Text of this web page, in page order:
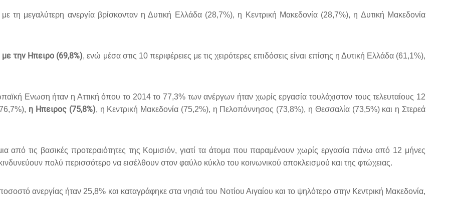
τη μεγαλύτερη ανεργία βρίσκονταν η Δυτική Ελλάδα (28,7%), η Κεντρική Μακεδονία (28,7%), η Δυτική Μακεδονία
την Ηπειρο (69,8%), ενώ μέσα στις 10 περιφέρειες με τις χειρότερες επιδόσεις είναι επίσης η Δυτική Ελλάδα (61,1%),
Ενωση ήταν η Αττική όπου το 2014 το 77,3% των ανέργων ήταν χωρίς εργασία τουλάχιστον τους τελευταίους 12
η Ηπειρος (75,8%), η Κεντρική Μακεδονία (75,2%), η Πελοπόννησος (73,8%), η Θεσσαλία (73,5%) και η Στερεά
από τις βασικές προτεραιότητες της Κομισιόν, γιατί τα άτομα που παραμένουν χωρίς εργασία πάνω από 12 μήνες
πολύ περισσότερο να εισέλθουν στον φαύλο κύκλο του κοινωνικού αποκλεισμού και της φτώχειας.
ανεργίας ήταν 25,8% και καταγράφηκε στα νησιά του Νοτίου Αιγαίου και το ψηλότερο στην Κεντρική Μακεδονία,